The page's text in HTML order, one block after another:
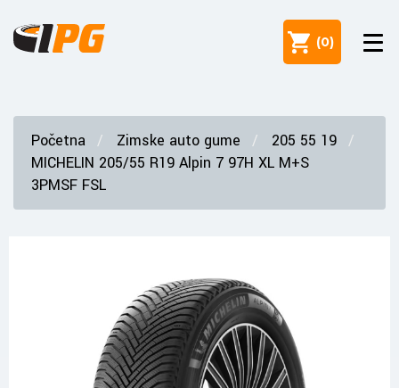
(0)
Početna Zimske auto gume
205 55 19
MICHELIN 205/55 R19 Alpin 7 97H XL M+S
3PMSF FSL